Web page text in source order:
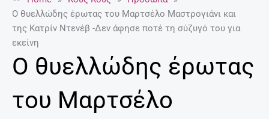
p
Ο θυελλώδης έρωτας του Μαρτσέλο Μαστρογιάνι και
της Κατρίν Ντενέβ -Δεν άφησε ποτέ τη σύζυγό του για
εκείνη
Ο θυελλώδης έρωτας
του Μαρτσέλο